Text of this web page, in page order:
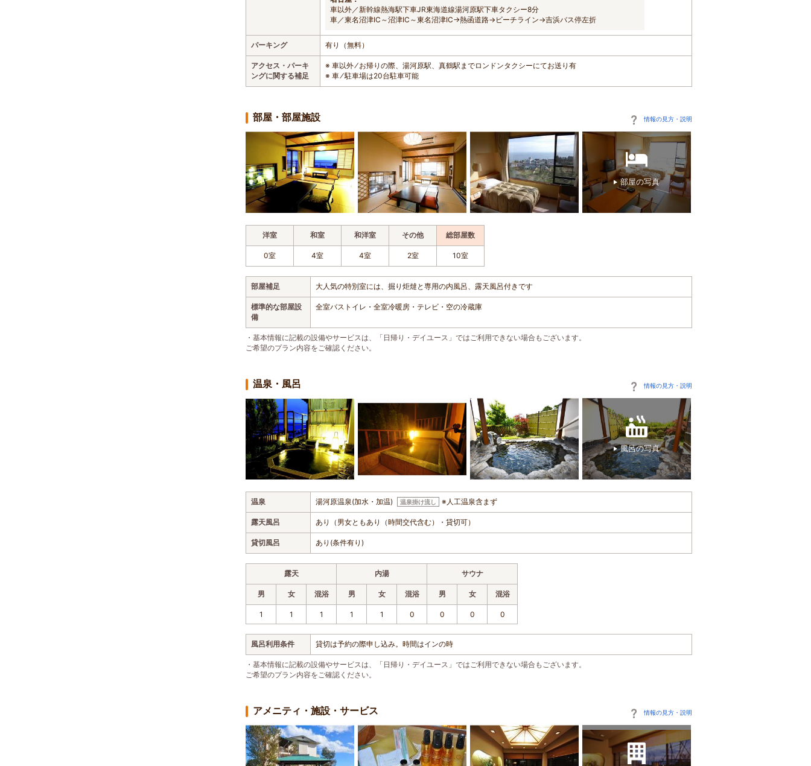
車以外／新幹線熱海駅下車JR東海道線湯河原駅下車タクシー8分
車／東名沼津IC～沼津IC～東名沼津IC→熱函道路→ビーチライン→吉浜バス停左折
パーキング 有り（無料）
アクセス・パーキ
ングに関する補足
※ 車以外 ⁄ お帰りの際、湯河原駅、真鶴駅までロンドンタクシーにてお送り有
※ 車 ⁄ 駐車場は20台駐車可能
部屋・部屋施設 情報の見方・説明
部屋の写真
洋室 和室 和洋室 その他 総部屋数
0室 4室 4室 2室 10室
部屋補足 大人気の特別室には、掘り炬燵と専用の内風呂、露天風呂付きです
標準的な部屋設
備
全室バストイレ・全室冷暖房・テレビ・空の冷蔵庫
・基本情報に記載の設備やサービスは、「日帰り・デイユース」ではご利用できない場合もございます。
ご希望のプラン内容をご確認ください。
温泉・風呂 情報の見方・説明
風呂の写真
温泉 湯河原温泉(加水・加温) 温泉掛け流し ※人工温泉含まず
露天風呂 あり（男女ともあり（時間交代含む）・貸切可）
貸切風呂 あり(条件有り)
露天 内湯 サウナ
男 女 混浴 男 女 混浴 男 女 混浴
1 1 1 1 1 0 0 0 0
風呂利用条件 貸切は予約の際申し込み。時間はインの時
・基本情報に記載の設備やサービスは、「日帰り・デイユース」ではご利用できない場合もございます。
ご希望のプラン内容をご確認ください。
アメニティ・施設・サービス 情報の見方・説明